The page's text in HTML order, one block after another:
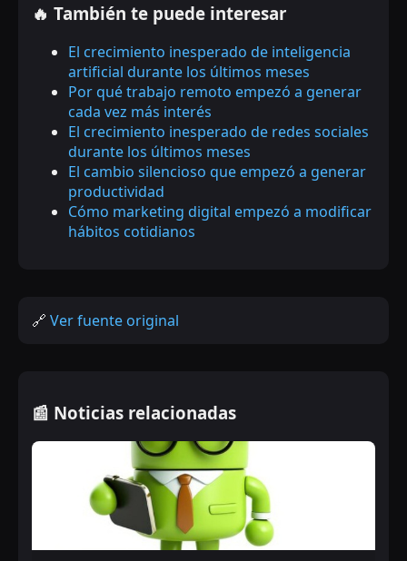
🔥 También te puede interesar
El crecimiento inesperado de inteligencia
artificial durante los últimos meses
Por qué trabajo remoto empezó a generar
cada vez más interés
El crecimiento inesperado de redes sociales
durante los últimos meses
El cambio silencioso que empezó a generar
productividad
Cómo marketing digital empezó a modificar
hábitos cotidianos
🔗 Ver fuente original
📰 Noticias relacionadas